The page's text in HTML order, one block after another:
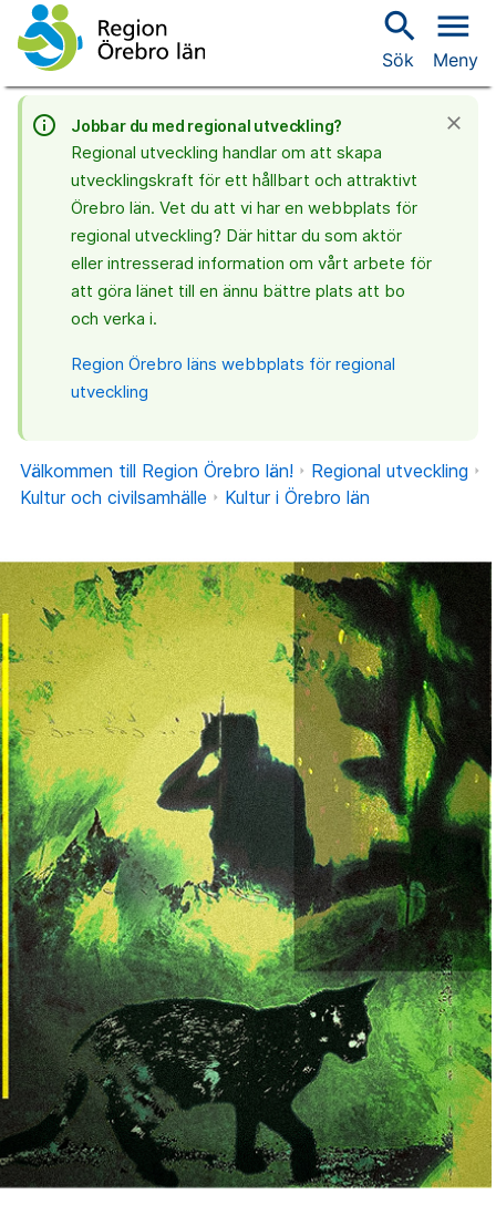
search
Sök
menu
Meny
info_outline
Jobbar du med regional utveckling?
Regional utveckling handlar om att skapa
utvecklingskraft för ett hållbart och attraktivt
Örebro län. Vet du att vi har en webbplats för
regional utveckling? Där hittar du som aktör
eller intresserad information om vårt arbete för
att göra länet till en ännu bättre plats att bo
och verka i.
Region Örebro läns webbplats för regional
utveckling
close
Välkommen till Region Örebro län!
Regional utveckling
Kultur och civilsamhälle
Kultur i Örebro län